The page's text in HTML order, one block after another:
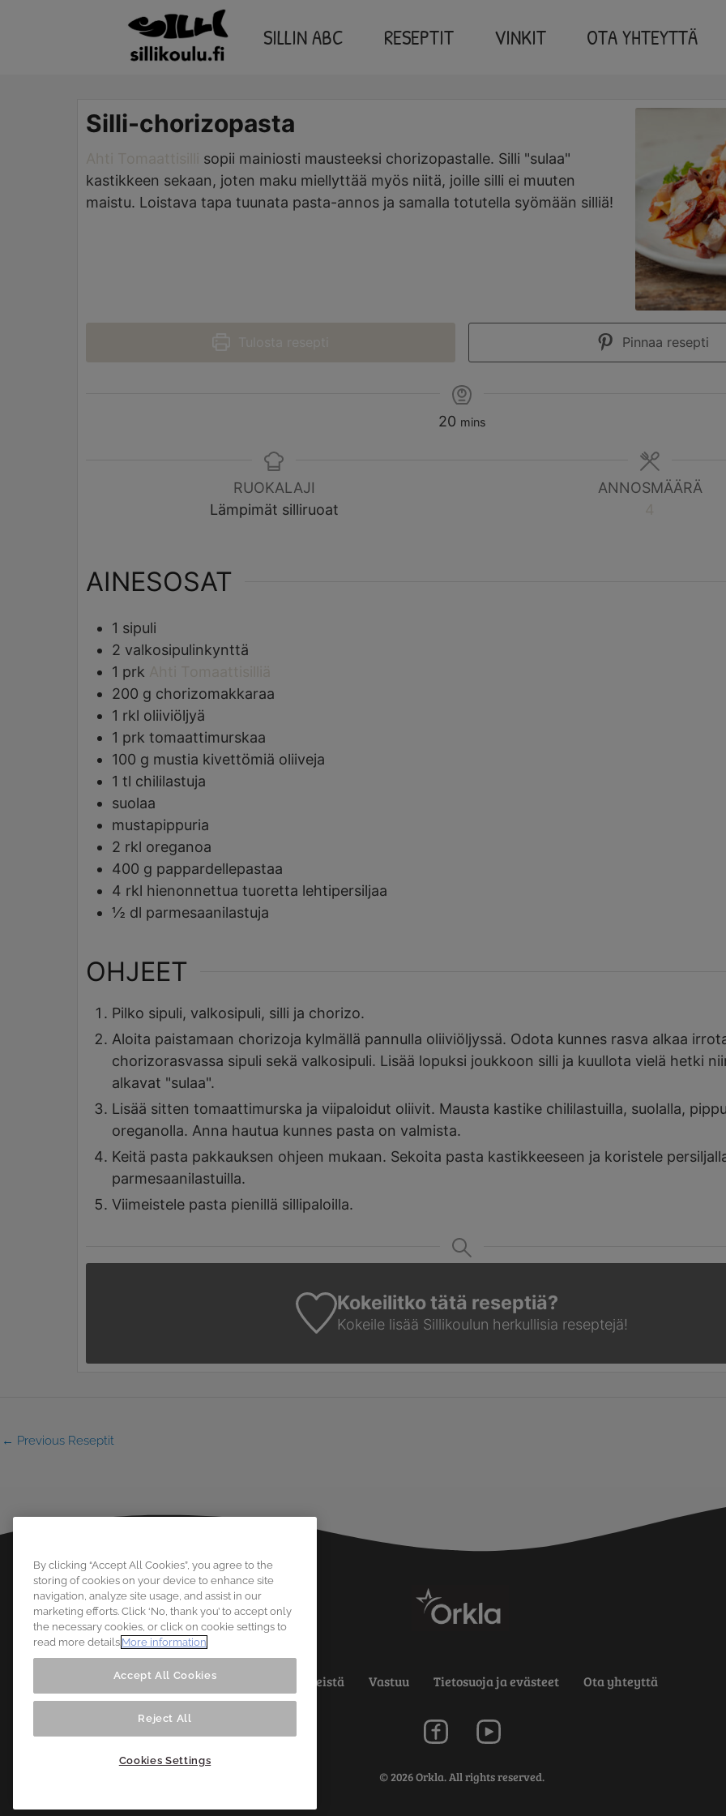
SILLIN ABC RESEPTIT VINKIT OTA YHTEYTTÄ
Silli-chorizopasta
sopii mainiosti mausteeksi chorizopastalle. Silli "sulaa"
kastikkeen sekaan, joten maku miellyttää myös niitä, joille silli ei muuten
maistu. Loistava tapa tuunata pasta-annos ja samalla totutella syömään silliä!
Pinnaa resepti
20 mins
RUOKALAJI
Lämpimät silliruoat
ANNOSMÄÄRÄ
AINESOSAT
1 sipuli
2 valkosipulinkynttä
1 prk
200 g chorizomakkaraa
1 rkl oliiviöljyä
1 prk tomaattimurskaa
100 g mustia kivettömiä oliiveja
1 tl chililastuja
suolaa
mustapippuria
2 rkl oreganoa
400 g pappardellepastaa
4 rkl hienonnettua tuoretta lehtipersiljaa
½ dl parmesaanilastuja
OHJEET
Pilko sipuli, valkosipuli, silli ja chorizo.
Aloita paistamaan chorizoja kylmällä pannulla oliiviöljyssä. Odota kunnes rasva alkaa
chorizorasvassa sipuli sekä valkosipuli. Lisää lopuksi joukkoon silli ja kuullota vielä hetki
alkavat "sulaa".
Lisää sitten tomaattimurska ja viipaloidut oliivit. Mausta kastike chililastuilla, suolalla,
oreganolla. Anna hautua kunnes pasta on valmista.
Keitä pasta pakkauksen ohjeen mukaan. Sekoita pasta kastikkeeseen ja koristele
parmesaanilastuilla.
Viimeistele pasta pienillä sillipaloilla.
Kokeilitko tätä reseptiä?
Kokeile lisää Sillikoulun herkullisia reseptejä!
← Previous Reseptit
Tietoa meistä Vastuu Tietosuoja ja evästeet Ota yhteyttä
© 2026 Orkla. All rights reserved.
By clicking “Accept All Cookies”, you agree to the
storing of cookies on your device to enhance site
navigation, analyze site usage, and assist in our
marketing efforts. Click ‘No, thank you’ to accept only
the necessary cookies, or click on cookie settings to
read more details.More information
Accept All Cookies
Reject All
Cookies Settings